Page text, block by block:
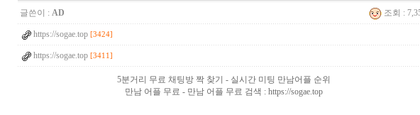
글쓴이 : AD 조회 :
https://sogae.top [3424]
https://sogae.top [3411]
5분거리 무료 채팅방 짝 찾기 - 실시간 미팅 만남어플 순위
만남 어플 무료 - 만남 어플 무료 검색 : https://sogae.top